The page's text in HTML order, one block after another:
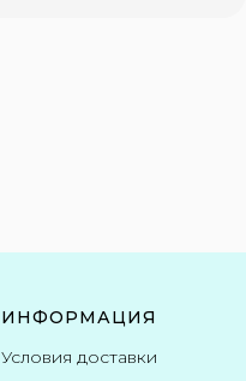
ИНФОРМАЦИЯ
Условия доставки